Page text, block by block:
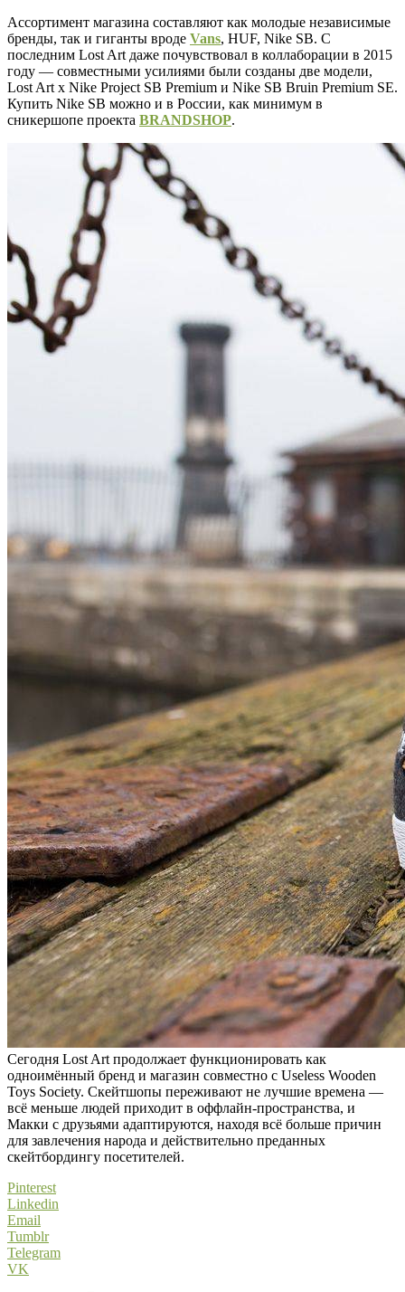
Ассортимент магазина составляют как молодые независимые
бренды, так и гиганты вроде Vans, HUF, Nike SB. С
последним Lost Art даже почувствовал в коллаборации в 2015
году — совместными усилиями были созданы две модели,
Lost Art x Nike Project SB Premium и Nike SB Bruin Premium SE.
Купить Nike SB можно и в России, как минимум в
сникершопе проекта BRANDSHOP.
Сегодня Lost Art продолжает функционировать как
одноимённый бренд и магазин совместно с Useless Wooden
Toys Society. Скейтшопы переживают не лучшие времена —
всё меньше людей приходит в оффлайн-пространства, и
Макки с друзьями адаптируются, находя всё больше причин
для завлечения народа и действительно преданных
скейтбордингу посетителей.
Pinterest
Linkedin
Email
Tumblr
Telegram
VK